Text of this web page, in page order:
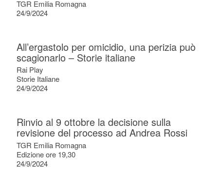
TGR Emilia Romagna
24/9/2024
All’ergastolo per omicidio, una perizia può
scagionarlo – Storie italiane
Rai Play
Storie Italiane
24/9/2024
Rinvio al 9 ottobre la decisione sulla
revisione del processo ad Andrea Rossi
TGR Emilia Romagna
Edizione ore 19,30
24/9/2024